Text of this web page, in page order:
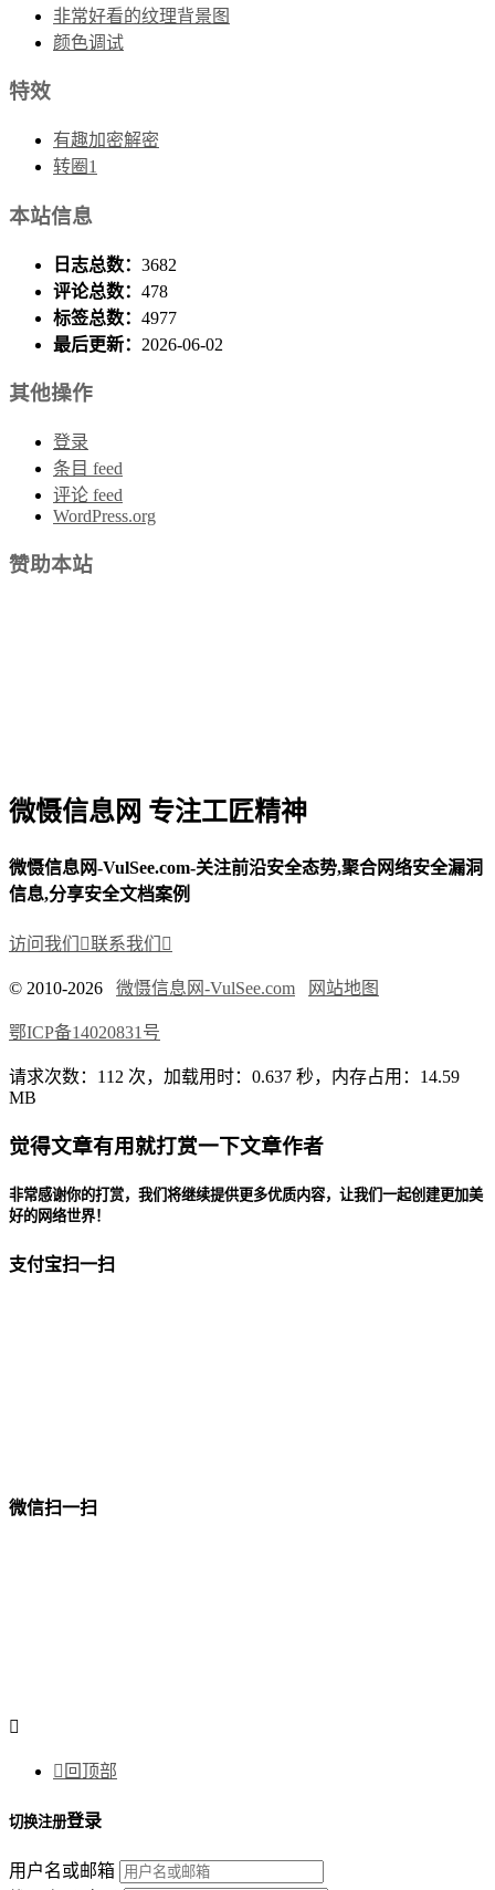
非常好看的纹理背景图
颜色调试
特效
有趣加密解密
转圈1
本站信息
日志总数： 3682
评论总数： 478
标签总数： 4977
最后更新： 2026-06-02
其他操作
登录
条目 feed
评论 feed
WordPress.org
赞助本站
微慑信息网 专注工匠精神
微慑信息网-VulSee.com-关注前沿安全态势,聚合网络安全漏洞
信息,分享安全文档案例
访问我们 联系我们 
© 2010-2026 微慑信息网-VulSee.com 网站地图
鄂ICP备14020831号
请求次数：112 次，加载用时：0.637 秒，内存占用：14.59
MB
觉得文章有用就打赏一下文章作者
非常感谢你的打赏，我们将继续提供更多优质内容，让我们一起创建更加美
好的网络世界！
支付宝扫一扫
微信扫一扫

 回顶部
切换注册登录
用户名或邮箱